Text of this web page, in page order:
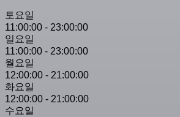
토요일
11:00:00 - 23:00:00
일요일
11:00:00 - 23:00:00
월요일
12:00:00 - 21:00:00
화요일
12:00:00 - 21:00:00
수요일